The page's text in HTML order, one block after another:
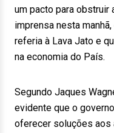
um pacto para obstruir
imprensa nesta
referia à Lava Jato e
na economia do País.
Segundo Jaques
evidente que o
oferecer soluções aos